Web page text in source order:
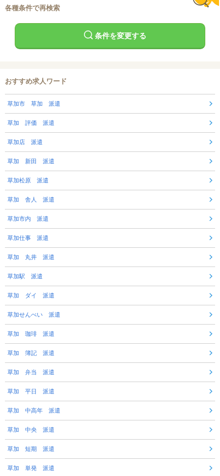
各種条件で再検索
条件を変更する
おすすめ求人ワード
草加市 草加 派遣
草加 評価 派遣
草加店 派遣
草加 新田 派遣
草加松原 派遣
草加 舎人 派遣
草加市内 派遣
草加仕事 派遣
草加 丸井 派遣
草加駅 派遣
草加 ダイ 派遣
草加せんべい 派遣
草加 珈琲 派遣
草加 簿記 派遣
草加 弁当 派遣
草加 平日 派遣
草加 中高年 派遣
草加 中央 派遣
草加 短期 派遣
草加 単発 派遣